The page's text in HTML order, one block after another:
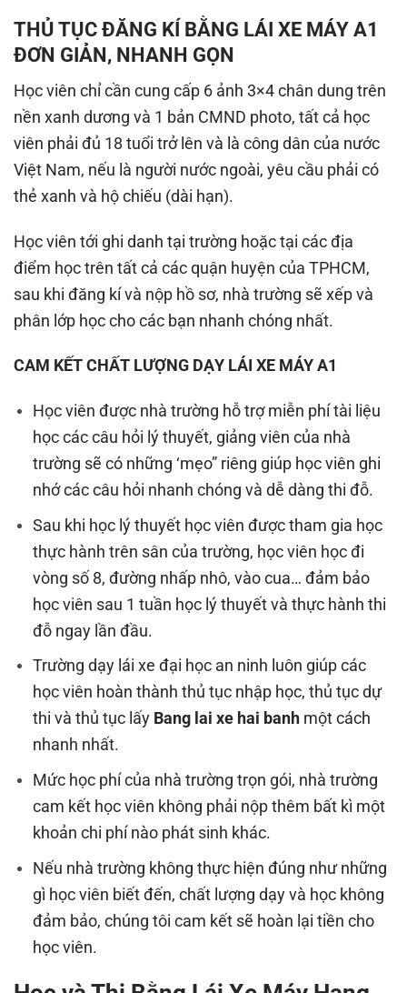
THỦ TỤC ĐĂNG KÍ BẰNG LÁI XE MÁY A1
ĐƠN GIẢN, NHANH GỌN
Học viên chỉ cần cung cấp 6 ảnh 3×4 chân dung trên
nền xanh dương và 1 bản CMND photo, tất cả học
viên phải đủ 18 tuổi trở lên và là công dân của nước
Việt Nam, nếu là người nước ngoài, yêu cầu phải có
thẻ xanh và hộ chiếu (dài hạn).
Học viên tới ghi danh tại trường hoặc tại các địa
điểm học trên tất cả các quận huyện của TPHCM,
sau khi đăng kí và nộp hồ sơ, nhà trường sẽ xếp và
phân lớp học cho các bạn nhanh chóng nhất.
CAM KẾT CHẤT LƯỢNG DẠY LÁI XE MÁY A1
Học viên được nhà trường hỗ trợ miễn phí tài liệu
học các câu hỏi lý thuyết, giảng viên của nhà
trường sẽ có những ‘mẹo” riêng giúp học viên ghi
nhớ các câu hỏi nhanh chóng và dễ dàng thi đỗ.
Sau khi học lý thuyết học viên được tham gia học
thực hành trên sân của trường, học viên học đi
vòng số 8, đường nhấp nhô, vào cua… đảm bảo
học viên sau 1 tuần học lý thuyết và thực hành thi
đỗ ngay lần đầu.
Trường dạy lái xe đại học an ninh luôn giúp các
học viên hoàn thành thủ tục nhập học, thủ tục dự
thi và thủ tục lấy Bang lai xe hai banhmột cách
nhanh nhất.
Mức học phí của nhà trường trọn gói, nhà trường
cam kết học viên không phải nộp thêm bất kì một
khoản chi phí nào phát sinh khác.
Nếu nhà trường không thực hiện đúng như những
gì học viên biết đến, chất lượng dạy và học không
đảm bảo, chúng tôi cam kết sẽ hoàn lại tiền cho
học viên.